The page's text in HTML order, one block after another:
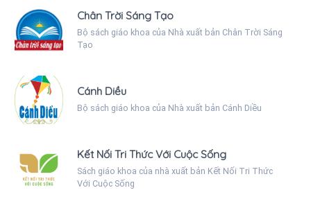
Chân Trời Sáng Tạo
Bộ sách giáo khoa của Nhà xuất bản Chân Trời Sáng
Tạo
Cánh Diều
Bộ sách giáo khoa của Nhà xuất bản Cánh Diều
Kết Nối Tri Thức Với Cuộc Sống
Sách giáo khoa của nhà xuất bản Kết Nối Tri Thức
Với Cuộc Sống